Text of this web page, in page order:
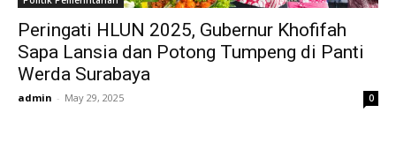
Peringati HLUN 2025, Gubernur Khofifah
Sapa Lansia dan Potong Tumpeng di Panti
Werda Surabaya
admin - May 29, 2025 0